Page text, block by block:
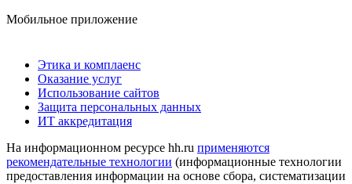
Мобильное приложение
Этика и комплаенс
Оказание услуг
Использование сайтов
Защита персональных данных
ИТ аккредитация
На информационном ресурсе hh.ru применяются
рекомендательные технологии (информационные технологии
предоставления информации на основе сбора, систематизации